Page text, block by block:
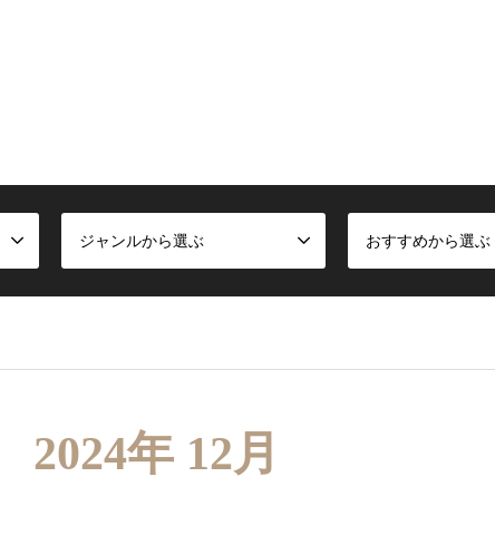
ジャンルから選ぶ おすすめから選ぶ
2024年 12月